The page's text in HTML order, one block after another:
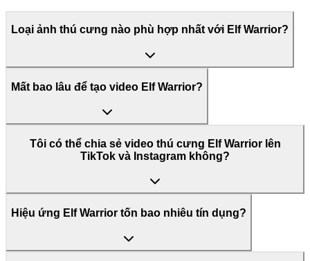
Loại ảnh thú cưng nào phù hợp nhất với Elf Warrior?
Mất bao lâu để tạo video Elf Warrior?
Tôi có thể chia sẻ video thú cưng Elf Warrior lên
TikTok và Instagram không?
Hiệu ứng Elf Warrior tốn bao nhiêu tín dụng?